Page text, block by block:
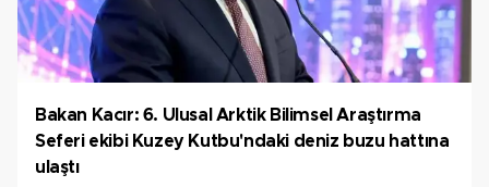
Bakan Kacır: 6. Ulusal Arktik Bilimsel Araştırma
Seferi ekibi Kuzey Kutbu'ndaki deniz buzu hattına
ulaştı